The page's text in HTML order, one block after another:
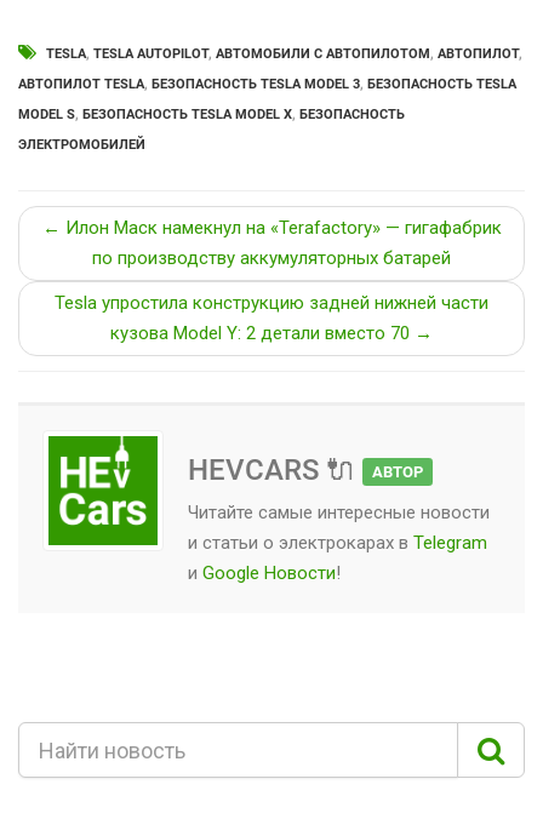
TESLA, TESLA AUTOPILOT, АВТОМОБИЛИ С АВТОПИЛОТОМ, АВТОПИЛОТ,
АВТОПИЛОТ TESLA, БЕЗОПАСНОСТЬ TESLA MODEL 3, БЕЗОПАСНОСТЬ TESLA
MODEL S, БЕЗОПАСНОСТЬ TESLA MODEL X, БЕЗОПАСНОСТЬ
ЭЛЕКТРОМОБИЛЕЙ
← Илон Маск намекнул на «Terafactory» — гигафабрик
по производству аккумуляторных батарей
Tesla упростила конструкцию задней нижней части
кузова Model Y: 2 детали вместо 70 →
HEVCARS 🔌 АВТОР
Читайте самые интересные новости
и статьи о электрокарах в Telegram
и Google Новости!